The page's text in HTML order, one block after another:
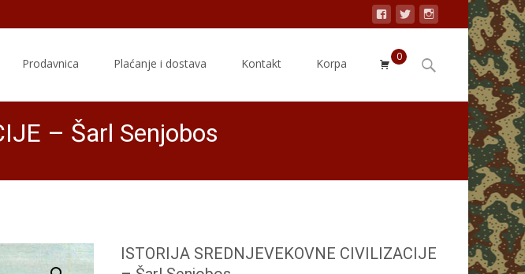
Prodavnica Plaćanje i dostava Kontakt Korpa 0
Search
– Šarl Senjobos
ISTORIJA SREDNJEVEKOVNE CIVILIZACIJE